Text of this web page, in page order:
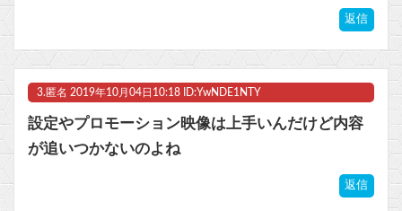
返信
3. 匿名 2019年10月04日10:18 ID:YwNDE1NTY
設定やプロモーション映像は上手いんだけど内容
が追いつかないのよね
返信